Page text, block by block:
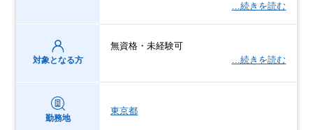
…続きを読む
対象となる方
無資格・未経験可
…続きを読む
勤務地
東京都